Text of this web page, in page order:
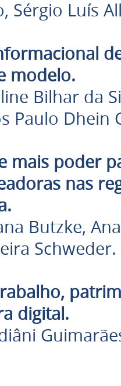
Sérgio Luís
modelo.
Bilhar da
Paulo Dhein
mais poder
nas
Butzke,
Schweder.
digital.